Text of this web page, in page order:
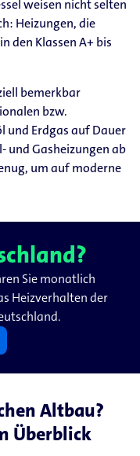
weisen nicht selten
Heizungen, die
den Klassen A+ bis
bemerkbar
bzw.
und Erdgas auf Dauer
und Gasheizungen ab
um auf moderne
Sie monatlich
Heizverhalten der
Altbau?
Überblick